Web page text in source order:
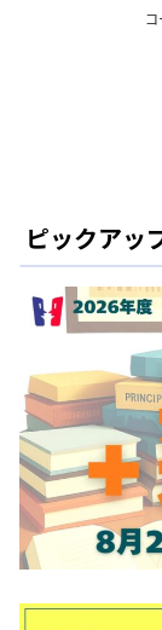
コ
ピックアッ